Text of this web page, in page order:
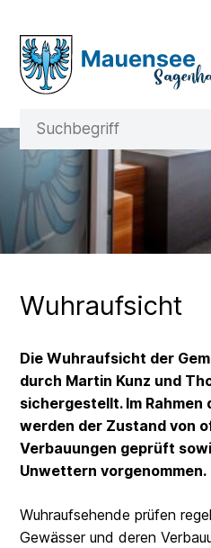
Navigieren in
Suche
Suchbegriff
Wuhraufsicht
Die Wuhraufsicht der
durch Martin Kunz und
sichergestellt. Im
werden der Zustand von
Verbauungen geprüft
Unwettern vorgenommen.
Wuhraufsehende prüfen
Gewässer und deren